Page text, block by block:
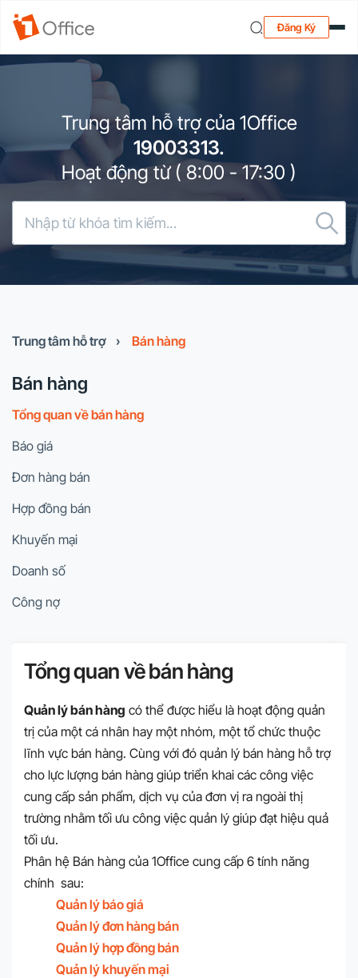
Đăng Ký
Trung tâm hỗ trợ của 1Office
19003313.
Hoạt động từ ( 8:00 - 17:30 )
Trung tâm hỗ trợ › Bán hàng
Bán hàng
Tổng quan về bán hàng
Báo giá
Đơn hàng bán
Hợp đồng bán
Khuyến mại
Doanh số
Công nợ
Tổng quan về bán hàng
Quản lý bán hàng có thể được hiểu là hoạt động quản
trị của một cá nhân hay một nhóm, một tổ chức thuộc
lĩnh vực bán hàng. Cùng với đó quản lý bán hàng hỗ trợ
cho lực lượng bán hàng giúp triển khai các công việc
cung cấp sản phẩm, dịch vụ của đơn vị ra ngoài thị
trường nhằm tối ưu công việc quản lý giúp đạt hiệu quả
tối ưu.
Phân hệ Bán hàng của 1Office cung cấp 6 tính năng
chính sau:
Quản lý báo giá
Quản lý đơn hàng bán
Quản lý hợp đồng bán
Quản lý khuyến mại